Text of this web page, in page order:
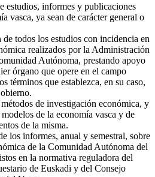
estudios, informes y publicaciones
vasca, ya sean de carácter general o
todos los estudios con incidencia en
realizados por la Administración
Autónoma, prestando apoyo
órgano que opere en el campo
términos que establezca, en su caso,
de investigación económica, y
de la economía vasca y de
de la misma.
los informes, anual y semestral, sobre
de la Comunidad Autónoma del
en la normativa reguladora del
de Euskadi y del Consejo